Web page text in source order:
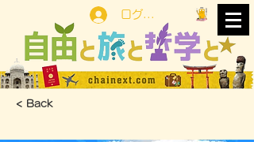
ログイン
< Back